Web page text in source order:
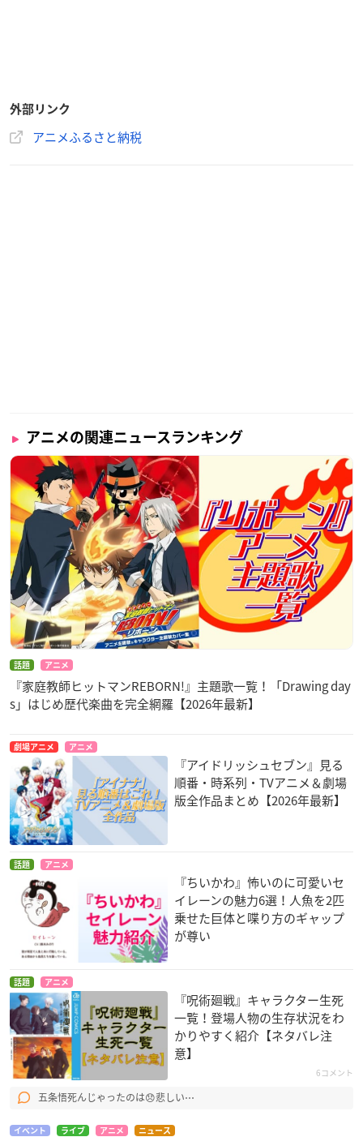
外部リンク
アニメふるさと納税
アニメの関連ニュースランキング
話題 アニメ
『家庭教師ヒットマンREBORN!』主題歌一覧！「Drawing day
s」はじめ歴代楽曲を完全網羅【2026年最新】
劇場アニメ アニメ
『アイドリッシュセブン』見る
順番・時系列・TVアニメ＆劇場
版全作品まとめ【2026年最新】
話題 アニメ
『ちいかわ』怖いのに可愛いセ
イレーンの魅力6選！人魚を2匹
乗せた巨体と喋り方のギャップ
が尊い
話題 アニメ
『呪術廻戦』キャラクター生死
一覧！登場人物の生存状況をわ
かりやすく紹介【ネタバレ注
意】
6コメント
五条悟死んじゃったのは😞悲しい⋯
イベント ライブ アニメ ニュース